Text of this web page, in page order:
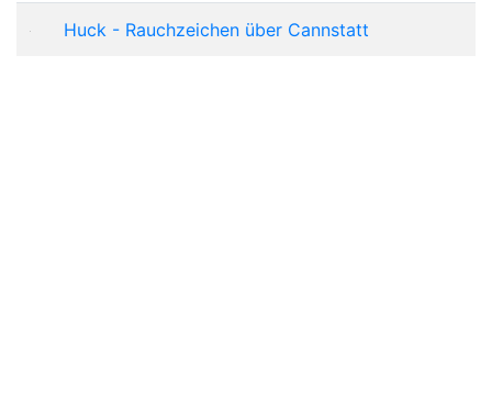
Huck - Rauchzeichen über Cannstatt